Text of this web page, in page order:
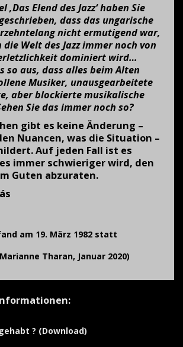
Elend des Jazz‘ haben Sie
dass das ungarische
nicht ermutigend war,
Welt des Jazz immer noch von
dominiert wird…
so aus, dass alles beim Alten
Musiker, unausgearbeitete
aber blockierte musikalische
Sie das immer noch so?
gibt es keine Änderung –
Nuancen, was die Situation –
Auf jeden Fall ist es
immer schwieriger wird, den
Guten abzuraten.
am 19. März 1982 statt
Tharan, Januar 2020)
:
? (Download)